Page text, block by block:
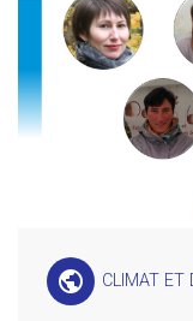
public CLIMAT ET